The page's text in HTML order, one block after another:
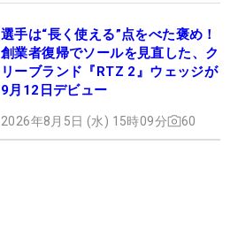
選手は“長く使える”点をべた褒め！
創業者復帰でソールを見直した、ク
リーブランド『RTZ 2』ウェッジが
9月12日デビュー
2026年8月5日 (水) 15時09分 60